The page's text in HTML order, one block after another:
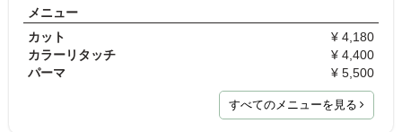
メニュー
カット
¥ 4,180
カラーリタッチ
¥ 4,400
パーマ
¥ 5,500
すべてのメニューを見る